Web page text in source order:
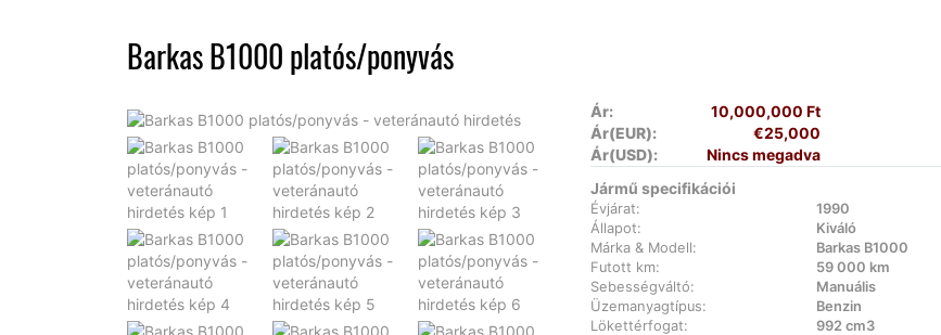
Barkas B1000 platós/ponyvás
Ár:
10,000,000 Ft
Ár(EUR):
€25,000
Ár(USD):
Nincs megadva
Jármű specifikációi
Évjárat:
1990
Állapot:
Kiváló
Márka & Modell:
Barkas B1000
Futott km:
59 000 km
Sebességváltó:
Manuális
Üzemanyagtípus:
Benzin
Lökettérfogat:
992 cm3